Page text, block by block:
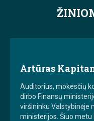
Artūras
Auditorius, mokesčių
dirbo Finansų
viršininku Valstybinėje
ministerijos. Šiuo